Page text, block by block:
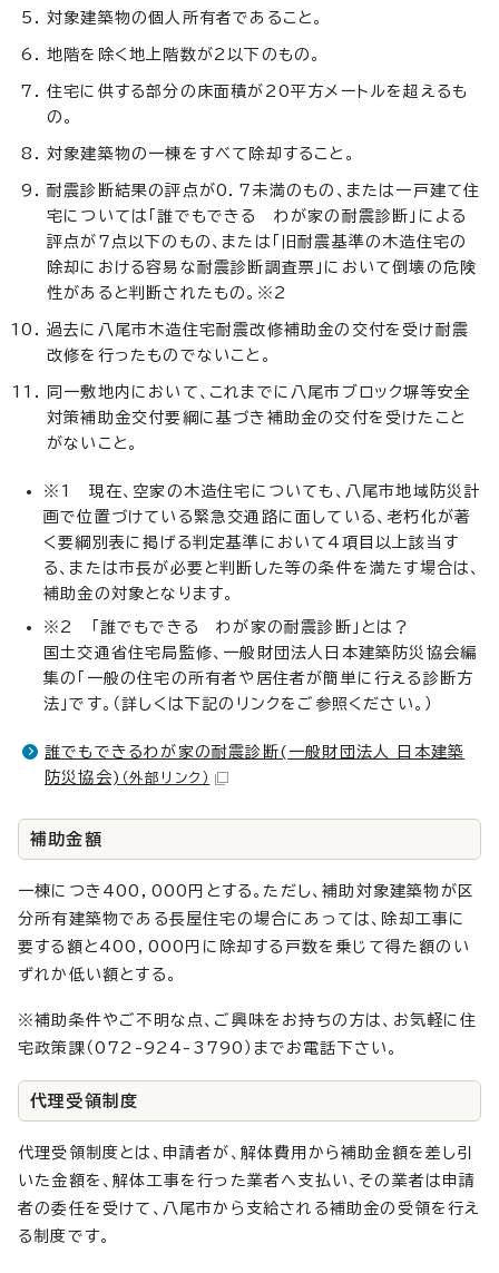
対象建築物の個人所有者であること。
地階を除く地上階数が2以下のもの。
住宅に供する部分の床面積が20平方メートルを超えるも
の。
対象建築物の一棟をすべて除却すること。
耐震診断結果の評点が0．7未満のもの、または一戸建て住
宅については「誰でもできる わが家の耐震診断」による
評点が7点以下のもの、または「旧耐震基準の木造住宅の
除却における容易な耐震診断調査票」において倒壊の危険
性があると判断されたもの。※2
過去に八尾市木造住宅耐震改修補助金の交付を受け耐震
改修を行ったものでないこと。
同一敷地内において、これまでに八尾市ブロック塀等安全
対策補助金交付要綱に基づき補助金の交付を受けたこと
がないこと。
※1 現在、空家の木造住宅についても、八尾市地域防災計
画で位置づけている緊急交通路に面している、老朽化が著
く要綱別表に掲げる判定基準において4項目以上該当す
る、または市長が必要と判断した等の条件を満たす場合は、
補助金の対象となります。
※2 「誰でもできる わが家の耐震診断」とは？
国土交通省住宅局監修、一般財団法人日本建築防災協会編
集の「一般の住宅の所有者や居住者が簡単に行える診断方
法」です。（詳しくは下記のリンクをご参照ください。）
誰でもできるわが家の耐震診断(一般財団法人 日本建築
防災協会) （外部リンク）
補助金額
一棟につき400，000円とする。ただし、補助対象建築物が区
分所有建築物である長屋住宅の場合にあっては、除却工事に
要する額と400，000円に除却する戸数を乗じて得た額のい
ずれか低い額とする。
※補助条件やご不明な点、ご興味をお持ちの方は、お気軽に住
宅政策課（072-924-3790）までお電話下さい。
代理受領制度
代理受領制度とは、申請者が、解体費用から補助金額を差し引
いた金額を、解体工事を行った業者へ支払い、その業者は申請
者の委任を受けて、八尾市から支給される補助金の受領を行え
る制度です。